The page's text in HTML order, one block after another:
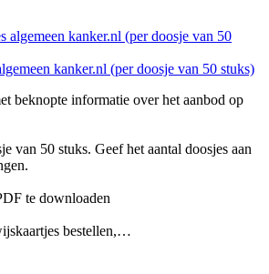
kanker.nl (per doosje van 50 stuks)
beknopte informatie over het aanbod op
van 50 stuks. Geef het aantal doosjes aan
te downloaden
bestellen,…